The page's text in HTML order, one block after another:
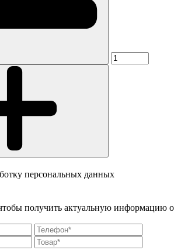
персональных данных
получить актуальную информацию о